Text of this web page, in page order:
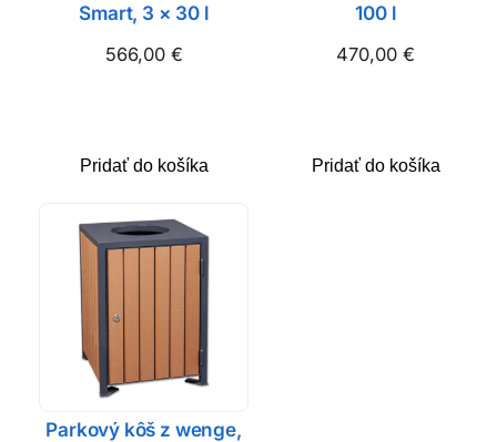
Smart, 3 × 30 l
566,00 €
Pridať do košíka
100 l
470,00 €
Pridať do košíka
Parkový kôš z wenge,